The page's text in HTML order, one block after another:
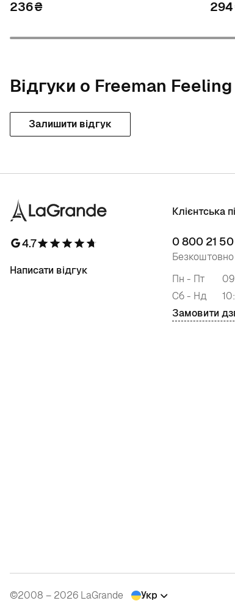
236₴ 294
Відгуки о Freeman
Залишити відгук
4.7
Написати відгук
Клієнтська
0 800 21 50
Безкоштовно
Пн - Пт
Сб - Нд
Замовити
©2008 – 2026 LaGrande Укр